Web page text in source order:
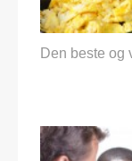
Den beste og